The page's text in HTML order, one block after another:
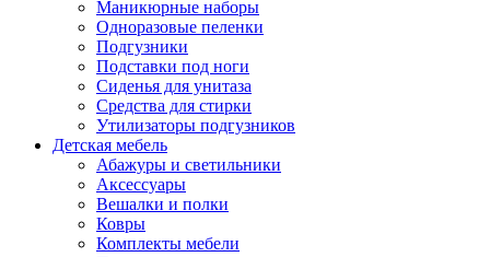
Маникюрные наборы
Одноразовые пеленки
Подгузники
Подставки под ноги
Сиденья для унитаза
Средства для стирки
Утилизаторы подгузников
Детская мебель
Абажуры и светильники
Аксессуары
Вешалки и полки
Ковры
Комплекты мебели